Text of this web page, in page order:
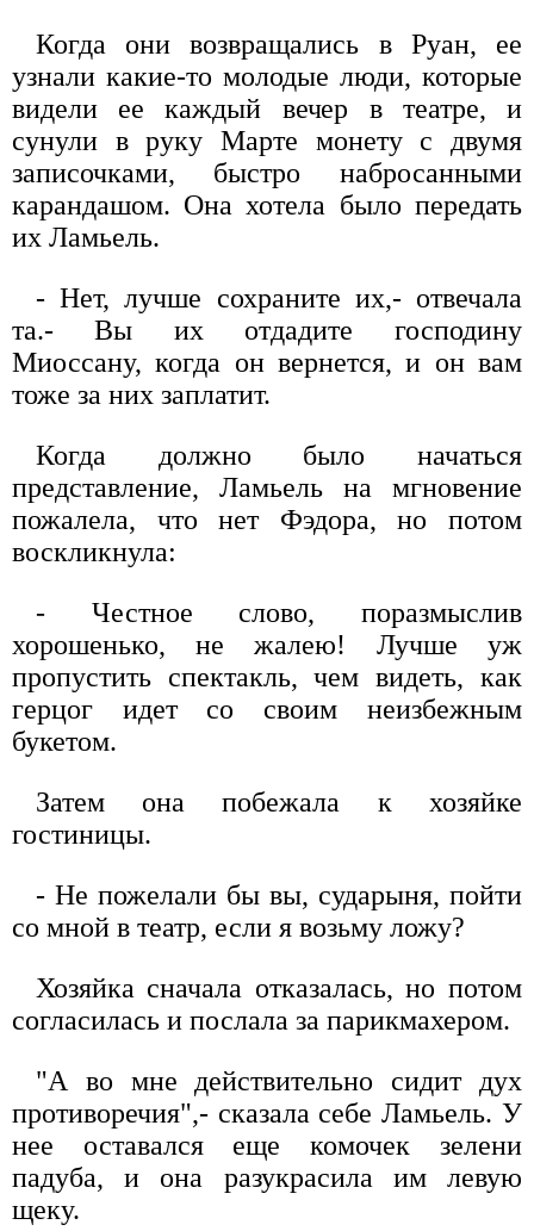
Когда они возвращались в Руан, ее
узнали какие-то молодые люди, которые
видели ее каждый вечер в театре, и
сунули в руку Марте монету с двумя
записочками, быстро набросанными
карандашом. Она хотела было передать
их Ламьель.
- Нет, лучше сохраните их,- отвечала
та.- Вы их отдадите господину
Миоссану, когда он вернется, и он вам
тоже за них заплатит.
Когда должно было начаться
представление, Ламьель на мгновение
пожалела, что нет Фэдора, но потом
воскликнула:
- Честное слово, поразмыслив
хорошенько, не жалею! Лучше уж
пропустить спектакль, чем видеть, как
герцог идет со своим неизбежным
букетом.
Затем она побежала к хозяйке
гостиницы.
- Не пожелали бы вы, сударыня, пойти
со мной в театр, если я возьму ложу?
Хозяйка сначала отказалась, но потом
согласилась и послала за парикмахером.
"А во мне действительно сидит дух
противоречия",- сказала себе Ламьель. У
нее оставался еще комочек зелени
падуба, и она разукрасила им левую
щеку.